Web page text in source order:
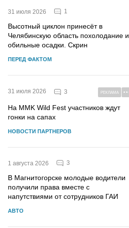
31 июля 2026 1
Высотный циклон принесёт в
Челябинскую область похолодание и
обильные осадки. Скрин
ПЕРЕД ФАКТОМ
31 июля 2026 3 РЕКЛАМА
На MMK Wild Fest участников ждут
гонки на сапах
НОВОСТИ ПАРТНЕРОВ
1 августа 2026 3
В Магнитогорске молодые водители
получили права вместе с
напутствиями от сотрудников ГАИ
АВТО